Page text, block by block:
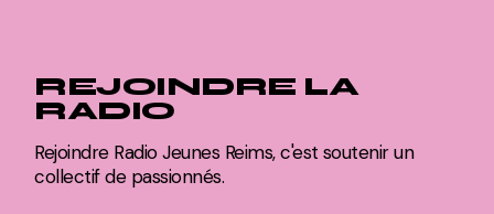
REJOINDRE LA
RADIO
Rejoindre Radio Jeunes Reims, c'est soutenir un
collectif de passionnés.